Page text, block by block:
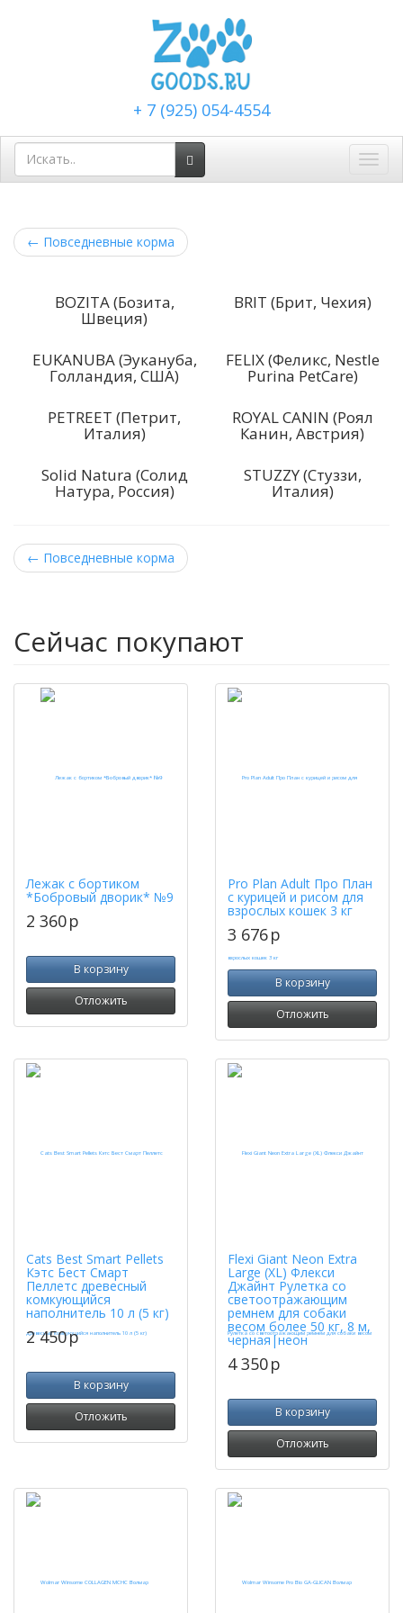
+ 7 (925) 054-4554
← Повседневные корма
BOZITA (Бозита,
Швеция)
BRIT (Брит, Чехия)
EUKANUBA (Эукануба,
Голландия, США)
FELIX (Феликс, Nestle
Purina PetCare)
PETREET (Петрит,
Италия)
ROYAL CANIN (Роял
Канин, Австрия)
Solid Natura (Солид
Натура, Россия)
STUZZY (Стуззи,
Италия)
← Повседневные корма
Сейчас покупают
Лежак с бортиком
*Бобровый дворик* №9
2 360p
В корзину
Отложить
Pro Plan Adult Про План
с курицей и рисом для
взрослых кошек 3 кг
3 676p
В корзину
Отложить
Cats Best Smart Pellets
Кэтс Бест Смарт
Пеллетс древесный
комкующийся
наполнитель 10 л (5 кг)
2 450p
В корзину
Отложить
Flexi Giant Neon Extra
Large (XL) Флекси
Джайнт Рулетка со
светоотражающим
ремнем для собаки
весом более 50 кг, 8 м,
черная|неон
4 350p
В корзину
Отложить